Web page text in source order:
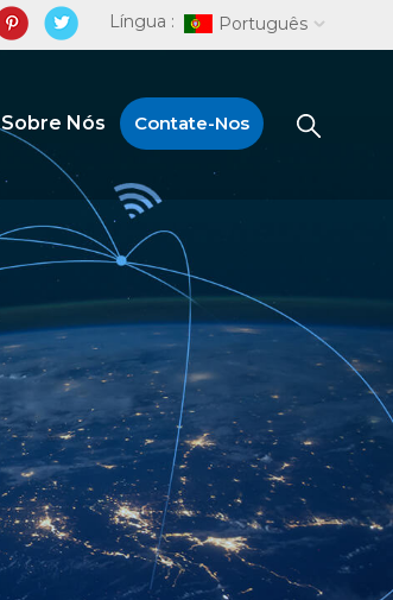
Língua : Português
Sobre Nós Contate-Nos